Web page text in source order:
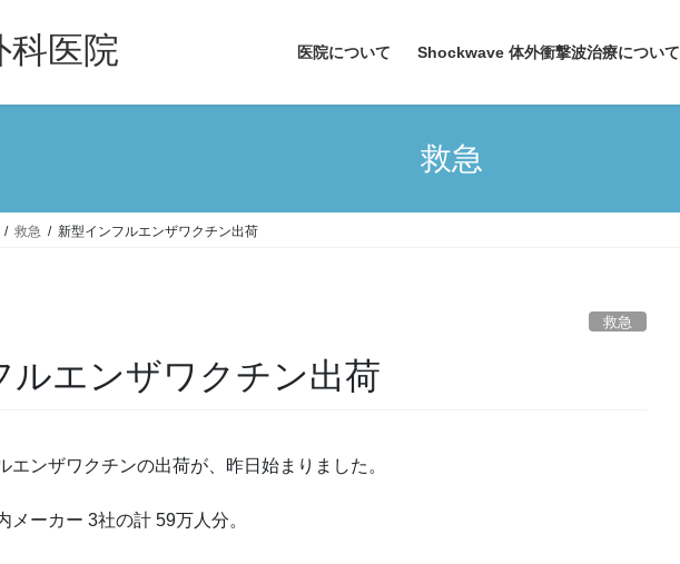
科医院 医院について Shockwave 体外衝撃波治療について
救急
救急 新型インフルエンザワクチン出荷
救急
ルエンザワクチン出荷
ンザワクチンの出荷が、昨日始まりました。
ーカー 3社の計 59万人分。